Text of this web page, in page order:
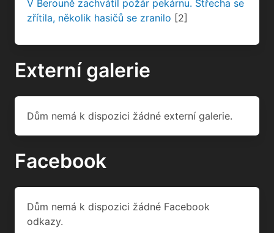
Facebook
Dům nemá k dispozici žádné Facebook
odkazy.
Další odkazy
www.industrialnitopografie.cz